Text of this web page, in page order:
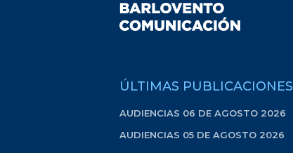
ÚLTIMAS PUBLICACIONES
AUDIENCIAS 06 DE AGOSTO 2026
AUDIENCIAS 05 DE AGOSTO 2026